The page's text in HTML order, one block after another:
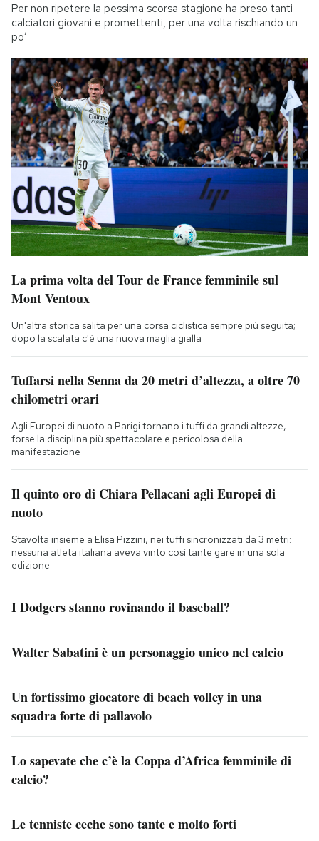
Per non ripetere la pessima scorsa stagione ha preso tanti
calciatori giovani e promettenti, per una volta rischiando un
po’
La prima volta del Tour de France femminile sul
Mont Ventoux
Un'altra storica salita per una corsa ciclistica sempre più seguita;
dopo la scalata c'è una nuova maglia gialla
Tuffarsi nella Senna da 20 metri d’altezza, a oltre 70
chilometri orari
Agli Europei di nuoto a Parigi tornano i tuffi da grandi altezze,
forse la disciplina più spettacolare e pericolosa della
manifestazione
Il quinto oro di Chiara Pellacani agli Europei di
nuoto
Stavolta insieme a Elisa Pizzini, nei tuffi sincronizzati da 3 metri:
nessuna atleta italiana aveva vinto così tante gare in una sola
edizione
I Dodgers stanno rovinando il baseball?
Walter Sabatini è un personaggio unico nel calcio
Un fortissimo giocatore di beach volley in una
squadra forte di pallavolo
Lo sapevate che c’è la Coppa d’Africa femminile di
calcio?
Le tenniste ceche sono tante e molto forti